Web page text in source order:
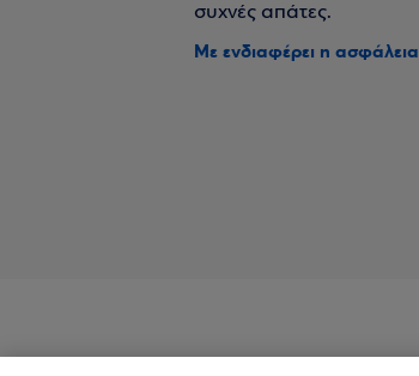
συχνές απάτες.
Με ενδιαφέρει η ασφάλεια